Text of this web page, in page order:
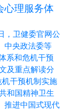
心理服务体
，卫健委官网公
中央政法委等
系和危机干预
及重点解读分
干预机制实施
和国精神卫生
推进中国式现代